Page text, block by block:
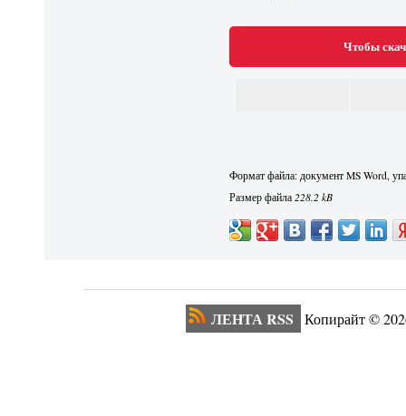
Чтобы
Формат файла: документ MS Word,
Размер файла228.2 kB
ЛЕНТА RSS Копирайт ©